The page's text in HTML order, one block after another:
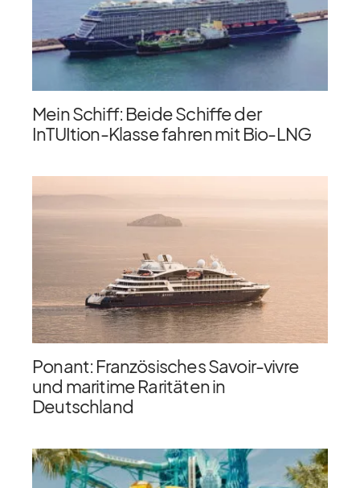
Mein Schiff: Beide Schiffe der
InTUItion-Klasse fahren mit Bio-LNG
Ponant: Französisches Savoir-vivre
und maritime Raritäten in
Deutschland